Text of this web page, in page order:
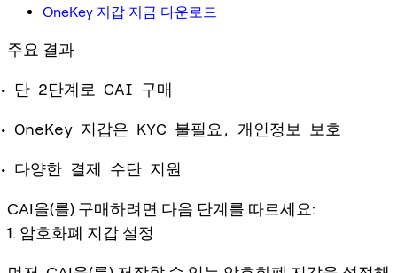
OneKey 지갑 지금 다운로드
주요 결과
단 2단계로 CAI 구매
OneKey 지갑은 KYC 불필요, 개인정보 보호
다양한 결제 수단 지원
CAI을(를) 구매하려면 다음 단계를 따르세요:
1. 암호화폐 지갑 설정